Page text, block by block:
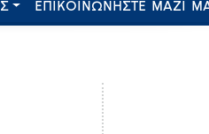
ΕΠΙΚΟΙΝΩΝΗΣΤΕ ΜΑΖΙ